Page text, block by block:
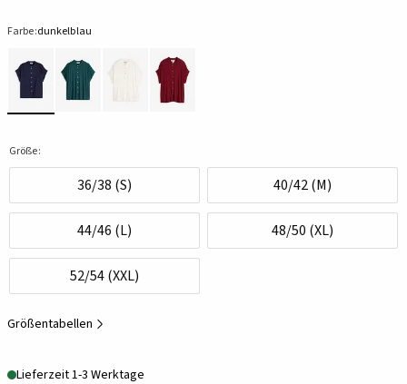
Farbe:dunkelblau
Größe:
36/38 (S) 40/42 (M)
44/46 (L) 48/50 (XL)
52/54 (XXL)
Größentabellen
Lieferzeit 1-3 Werktage